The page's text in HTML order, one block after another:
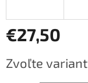
€27,50
cena:
Zvoľte variant